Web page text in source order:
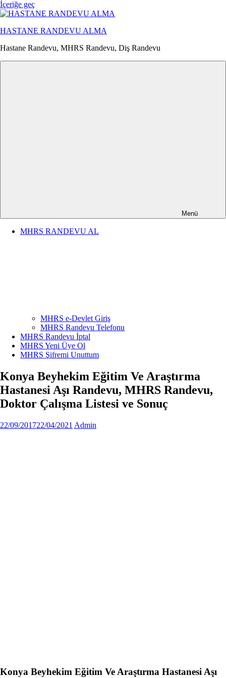
İçeriğe geç
HASTANE RANDEVU ALMA
Hastane Randevu, MHRS Randevu, Diş Randevu
Menü
MHRS RANDEVU AL
MHRS e-Devlet Giriş
MHRS Randevu Telefonu
MHRS Randevu İptal
MHRS Yeni Üye Ol
MHRS Şifremi Unuttum
Konya Beyhekim Eğitim Ve Araştırma
Hastanesi Aşı Randevu, MHRS Randevu,
Doktor Çalışma Listesi ve Sonuç
22/09/201722/04/2021 Admin
Konya Beyhekim Eğitim Ve Araştırma Hastanesi Aşı